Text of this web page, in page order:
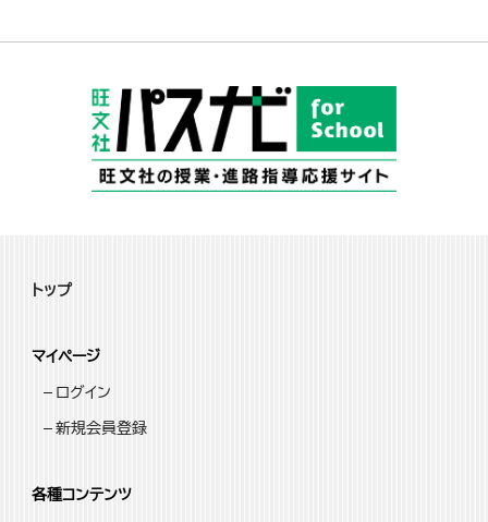
トップ
マイページ
ログイン
新規会員登録
各種コンテンツ